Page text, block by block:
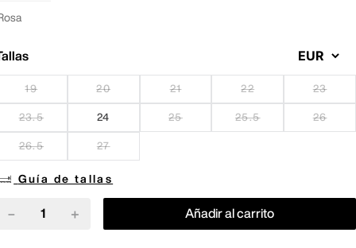
19 20 21 22 23
23.5 24 25 25.5 26
26.5 27
Guía de tallas
＋
－ Añadir al carrito